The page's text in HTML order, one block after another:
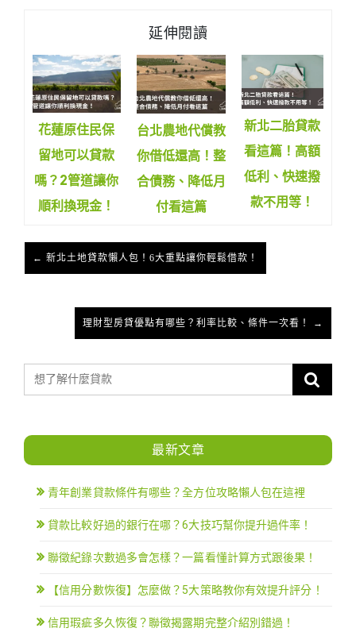
延伸閱讀
花蓮原住民保
留地可以貸款
嗎？2管道讓你
順利換現金！
台北農地代償教
你借低還高！整
合債務、降低月
付看這篇
新北二胎貸款
看這篇！高額
低利、快速撥
款不用等！
← 新北土地貸款懶人包！6大重點讓你輕鬆借款！
理財型房貸優點有哪些？利率比較、條件一次看！ →
最新文章
青年創業貸款條件有哪些？全方位攻略懶人包在這裡
貸款比較好過的銀行在哪？6大技巧幫你提升過件率！
聯徵紀錄次數過多會怎樣？一篇看懂計算方式跟後果！
【信用分數恢復】怎麼做？5大策略教你有效提升評分！
信用瑕疵多久恢復？聯徵揭露期完整介紹別錯過！